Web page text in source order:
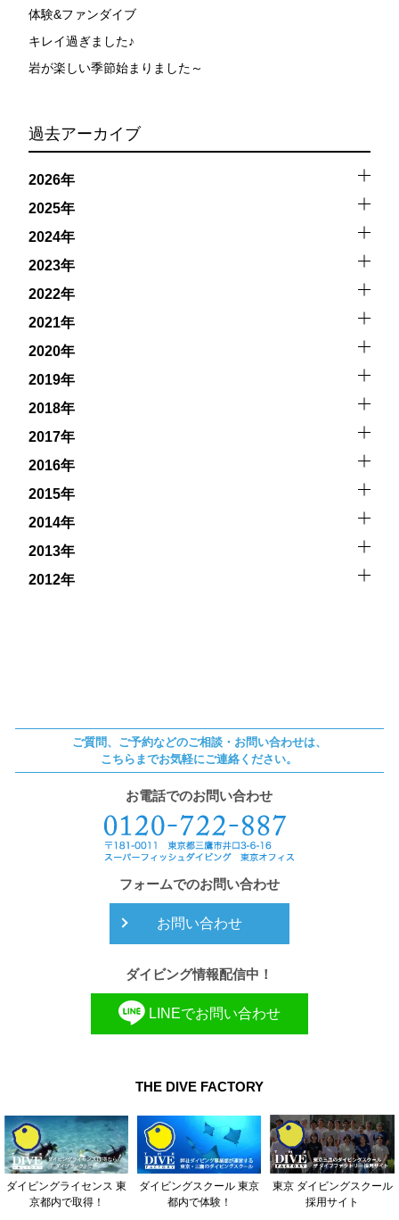
体験&ファンダイブ
キレイ過ぎました♪
岩が楽しい季節始まりました～
過去アーカイブ
2026年
2025年
2024年
2023年
2022年
2021年
2020年
2019年
2018年
2017年
2016年
2015年
2014年
2013年
2012年
ご質問、ご予約などのご相談・お問い合わせは、
こちらまでお気軽にご連絡ください。
お電話でのお問い合わせ
フォームでのお問い合わせ
お問い合わせ
ダイビング情報配信中！
LINEでお問い合わせ
THE DIVE FACTORY
ダイビングライセンス 東
京都内で取得！
ダイビングスクール 東京
都内で体験！
東京 ダイビングスクール
採用サイト